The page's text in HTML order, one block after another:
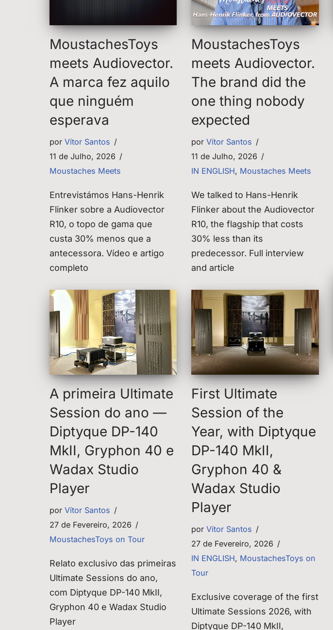
MoustachesToys
meets Audiovector.
A marca fez aquilo
que ninguém
esperava
por Vítor Santos
11 de Julho, 2026
Moustaches Meets
Entrevistámos Hans-Henrik
Flinker sobre a Audiovector
R10, o topo de gama que
custa 30% menos que a
antecessora. Vídeo e artigo
completo
MoustachesToys
meets Audiovector.
The brand did the
one thing nobody
expected
porVítor Santos
11 de Julho, 2026
IN ENGLISH, Moustaches Meets
We talked to Hans-Henrik
Flinker about the Audiovector
R10, the flagship that costs
30% less than its
predecessor. Full interview
and article
A primeira Ultimate
Session do ano —
Diptyque DP-140
MkII, Gryphon 40 e
Wadax Studio
Player
por Vítor Santos
27 de Fevereiro, 2026
MoustachesToys on Tour
Relato exclusivo das primeiras
Ultimate Sessions do ano,
com Diptyque DP-140 MkII,
Gryphon 40 e Wadax Studio
Player
First Ultimate
Session of the
Year, with Diptyque
DP-140 MkII,
Gryphon 40 &
Wadax Studio
Player
porVítor Santos
27 de Fevereiro, 2026
IN ENGLISH, MoustachesToys on
Tour
Exclusive coverage of the first
Ultimate Sessions 2026, with
Diptyque DP-140 MkII,